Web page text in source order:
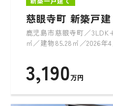
慈眼寺町 新築戸建
鹿児島市慈眼寺町／
㎡／建物85.28㎡／2026年
3,190万円